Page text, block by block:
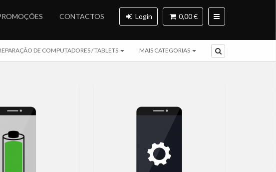
CONTACTOS Login 0,00 €
DE COMPUTADORES / TABLETS MAIS CATEGORIAS